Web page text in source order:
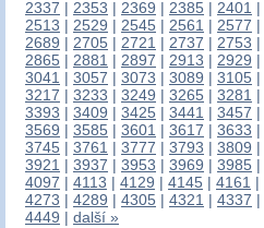
2337 | 2353 | 2369 | 2385 | 2401 |
2513 | 2529 | 2545 | 2561 | 2577 |
2689 | 2705 | 2721 | 2737 | 2753 |
2865 | 2881 | 2897 | 2913 | 2929 |
3041 | 3057 | 3073 | 3089 | 3105 |
3217 | 3233 | 3249 | 3265 | 3281 |
3393 | 3409 | 3425 | 3441 | 3457 |
3569 | 3585 | 3601 | 3617 | 3633 |
3745 | 3761 | 3777 | 3793 | 3809 |
3921 | 3937 | 3953 | 3969 | 3985 |
4097 | 4113 | 4129 | 4145 | 4161 |
4273 | 4289 | 4305 | 4321 | 4337 |
4449 | další »